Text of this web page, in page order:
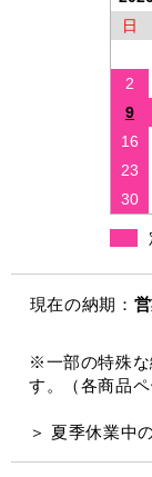
日
2
9
16
23
30
現在の納期：
※一部の特殊な
す。（各商品ペ
＞ 夏季休業中